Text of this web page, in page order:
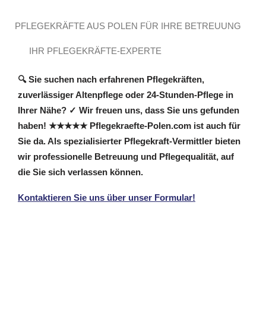
PFLEGEKRÄFTE AUS POLEN FÜR IHRE BETREUUNG
IHR PFLEGEKRÄFTE-EXPERTE
🔍 Sie suchen nach erfahrenen Pflegekräften,
zuverlässiger Altenpflege oder 24-Stunden-Pflege in
Ihrer Nähe? ✓ Wir freuen uns, dass Sie uns gefunden
haben! ★★★★★ Pflegekraefte-Polen.com ist auch für
Sie da. Als spezialisierter Pflegekraft-Vermittler bieten
wir professionelle Betreuung und Pflegequalität, auf
die Sie sich verlassen können.
Kontaktieren Sie uns über unser Formular!